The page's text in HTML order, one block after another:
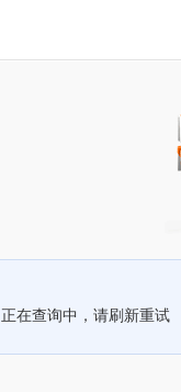
正在查询中，请刷新重试